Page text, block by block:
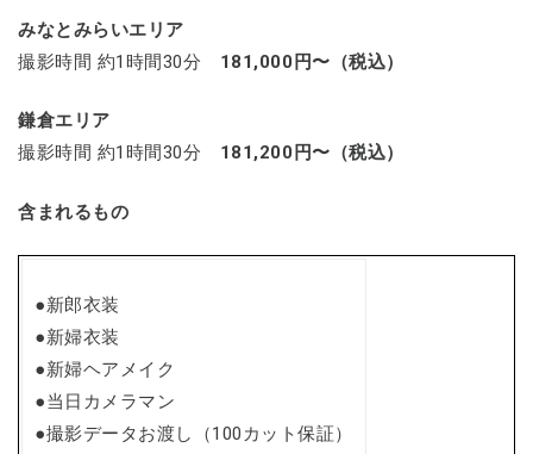
みなとみらいエリア
撮影時間 約1時間30分 181,000円〜（税込）
鎌倉エリア
撮影時間 約1時間30分 181,200円〜（税込）
含まれるもの
●新郎衣装
●新婦衣装
●新婦ヘアメイク
●当日カメラマン
●撮影データお渡し（100カット保証）